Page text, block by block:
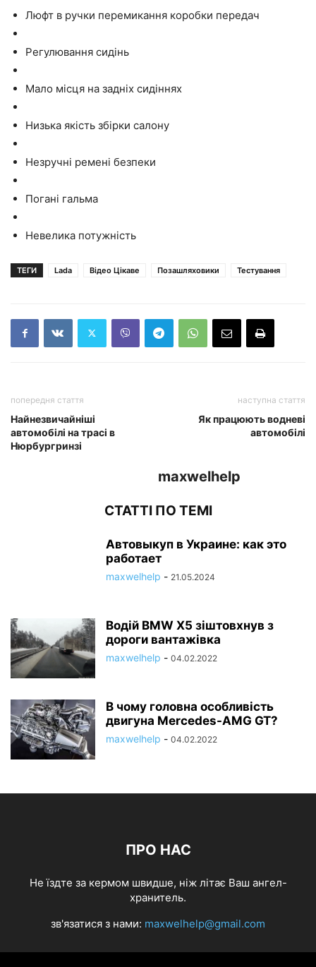
Люфт в ручки перемикання коробки передач
Регулювання сидінь
Мало місця на задніх сидіннях
Низька якість збірки салону
Незручні ремені безпеки
Погані гальма
Невелика потужність
ТЕГИ Lada Відео Цікаве Позашляховики Тестування
попередня стаття
Найнезвичайніші
автомобілі на трасі в
Нюрбургринзі
наступна стаття
Як працюють водневі
автомобілі
maxwelhelp
СТАТТІ ПО ТЕМІ
Автовыкуп в Украине: как это
работает
maxwelhelp - 21.05.2024
Водій BMW X5 зіштовхнув з
дороги вантажівка
maxwelhelp - 04.02.2022
В чому головна особливість
двигуна Mercedes-AMG GT?
maxwelhelp - 04.02.2022
ПРО НАС
Не їздте за кермом швидше, ніж літає Ваш ангел-
хранитель.
зв'язатися з нами: maxwelhelp@gmail.com